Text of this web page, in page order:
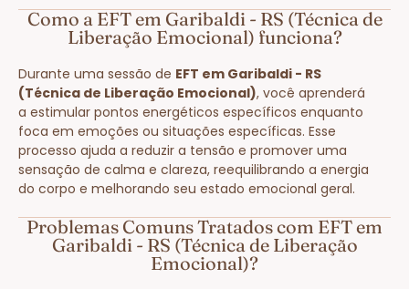
Como a EFT em Garibaldi - RS (Técnica de
Liberação Emocional) funciona?
Durante uma sessão de EFT em Garibaldi - RS
(Técnica de Liberação Emocional), você aprenderá
a estimular pontos energéticos específicos enquanto
foca em emoções ou situações específicas. Esse
processo ajuda a reduzir a tensão e promover uma
sensação de calma e clareza, reequilibrando a energia
do corpo e melhorando seu estado emocional geral.
Problemas Comuns Tratados com EFT em
Garibaldi - RS (Técnica de Liberação
Emocional)?